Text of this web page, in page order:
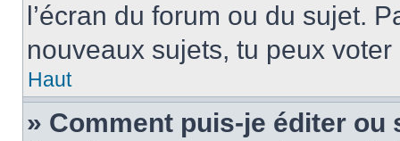
l’écran du forum ou du sujet.
nouveaux sujets, tu peux
Haut
» Comment puis-je éditer